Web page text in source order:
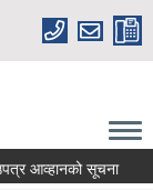
आव्हानको सूचना